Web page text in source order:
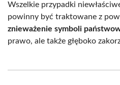
Wszelkie przypadki
powinny być traktowane z
znieważenie symboli
prawo, ale także głęboko